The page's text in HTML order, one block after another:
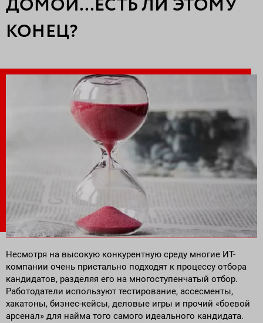
ДОМОЙ…ЕСТЬ ЛИ ЭТОМУ
КОНЕЦ?
Несмотря на высокую конкурентную среду многие ИТ-
компании очень пристально подходят к процессу отбора
кандидатов, разделяя его на многоступенчатый отбор.
Работодатели используют тестирование, ассесменты,
хакатоны, бизнес-кейсы, деловые игры и прочий «боевой
арсенал» для найма того самого идеального кандидата.